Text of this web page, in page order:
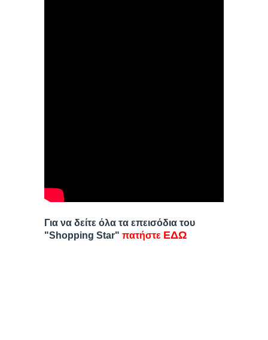
Για να δείτε όλα τα επεισόδια του
"Shopping Star" πατήστε ΕΔΩ